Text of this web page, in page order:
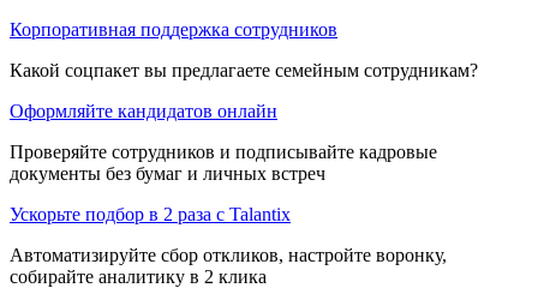
Корпоративная поддержка сотрудников
Какой соцпакет вы предлагаете семейным сотрудникам?
Оформляйте кандидатов онлайн
Проверяйте сотрудников и подписывайте кадровые
документы без бумаг и личных встреч
Ускорьте подбор в 2 раза с Talantix
Автоматизируйте сбор откликов, настройте воронку,
собирайте аналитику в 2 клика